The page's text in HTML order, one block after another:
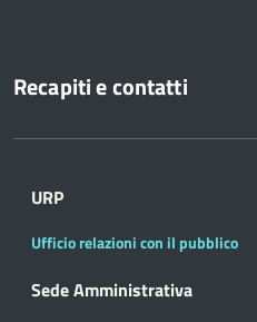
Recapiti e contatti
URP
Ufficio relazioni con il pubblico
Sede Amministrativa